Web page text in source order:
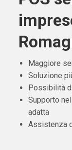
Maggiore
Soluzione
Possibilità
Supporto
adatta
Assistenza